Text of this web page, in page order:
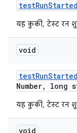
testRunStarted
यह कुकी, टेस्ट रन
void
testRunStarted
Number, long
यह कुकी, टेस्ट रन
void